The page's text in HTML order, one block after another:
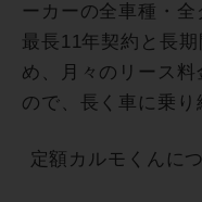
ーカーの全車種・全
最長11年契約と長
め、月々のリース
ので、長く車に乗り
定額カルモくんに